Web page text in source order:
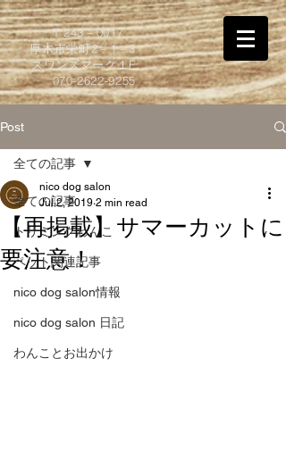
​〒243－0017
厚木市栄町2－1－3
スワンズマーク１F
070-2622-9255
Post
全ての記事
トリミングわんこ
ペット関連記事
nico dog salon情報
nico dog salon 日記
わんことお出かけ
全ての記事
【再掲載】サマーカットに
要注意！
nico dog salon
Jul 2, 2019 2 min read